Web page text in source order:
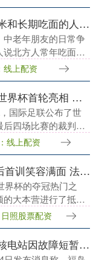
气，有时候便秘好几
华亿配资 长期吃米和长期吃面的人，谁的心血管更健康？结果出乎意料
老年朋友的日常争
北方人常年吃面，
人说南方人顿顿吃
几乎所有中老年人
线上配资
优配送 马宁无缘世界杯首轮亮相 暂无执法任务安排
国际足联公布了世
四场比赛的裁判组
在其中。这表明在
暂时没有为马宁安
线上配资
华盛通 C罗抵美后首训笑容满面 法国队开启世界杯征程
界杯的夺冠热门之
大本营进行了抵达
巴佩、登贝莱、奥
相。 法国队的大本
照股票配资
牛配资 日本福岛核电站因故障短暂停运 冷却系统短暂失效